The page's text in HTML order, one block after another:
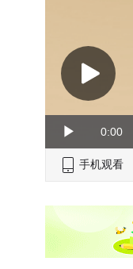
Play Current
Time
0:00
手机观看